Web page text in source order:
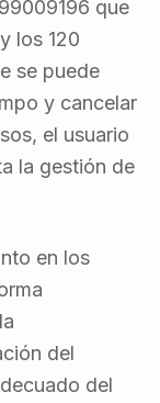
que
los 120
se puede
y cancelar
el usuario
la gestión de
en los
del
del